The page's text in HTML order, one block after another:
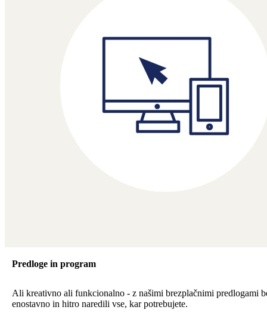
Predloge in program
Ali kreativno ali funkcionalno - z našimi brezplačnimi predlogami
enostavno in hitro naredili vse, kar potrebujete.